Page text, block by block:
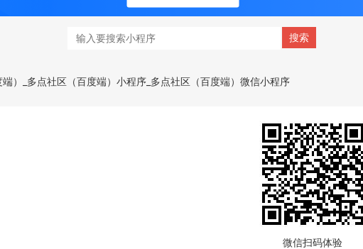
）_多点社区（百度端）小程序_多点社区（百度端）微信小程序
微信扫码体验